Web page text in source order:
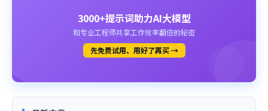
3000+提示词助力AI大模型
和专业工程师共享工作效率翻倍的秘密
先免费试用、用好了再买 →